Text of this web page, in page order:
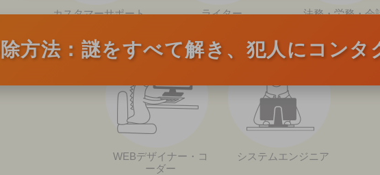
方法：謎をすべて解き、犯人にコンタ
カスタマーサポート ライター 法務・労務・会
WEBデザイナー・コ
ーダー
システムエンジニア